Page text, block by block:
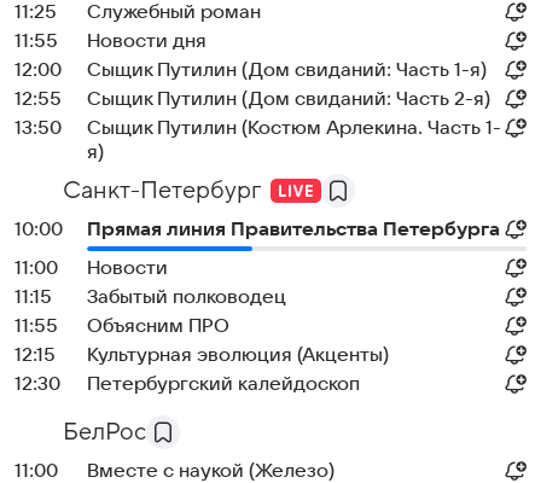
11:25
Служебный роман
11:55
Новости дня
12:00
Сыщик Путилин (Дом свиданий: Часть 1-я)
12:55
Сыщик Путилин (Дом свиданий: Часть 2-я)
13:50
Сыщик Путилин (Костюм Арлекина. Часть 1-
я)
Санкт-Петербург
10:00
Прямая линия Правительства Петербурга
11:00
Новости
11:15
Забытый полководец
11:55
Объясним ПРО
12:15
Культурная эволюция (Акценты)
12:30
Петербургский калейдоскоп
БелРос
11:00
Вместе с наукой (Железо)